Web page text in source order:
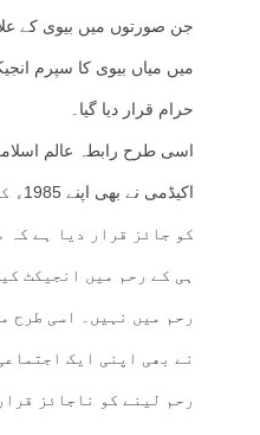
جن صورتوں میں بیوی کے
میں میاں بیوی کا سپرم
حرام قرار دیا گیا۔
اسی طرح رابطہ عالم
کو جائز قرار دیا ہے کہ
ہی کے رحم میں انجیکٹ
رحم میں نہیں۔ اسی طرح
نے بھی اپنی ایک
رحم لینے کو ناجائز